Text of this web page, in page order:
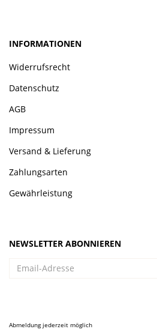
INFORMATIONEN
Widerrufsrecht
Datenschutz
AGB
Impressum
Versand & Lieferung
Zahlungsarten
Gewährleistung
NEWSLETTER ABONNIEREN
Email-
Adresse
Abmeldung jederzeit möglich